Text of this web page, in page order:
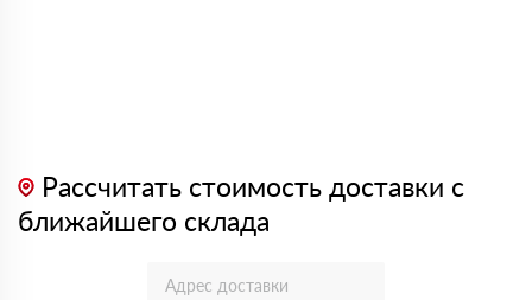
Рассчитать стоимость доставки с
ближайшего склада